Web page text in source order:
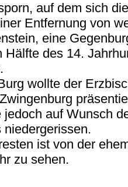
auf dem sich
Entfernung von
eine
Hälfte des 14.
wollte der
auf Wunsch
ist von der
zu sehen.